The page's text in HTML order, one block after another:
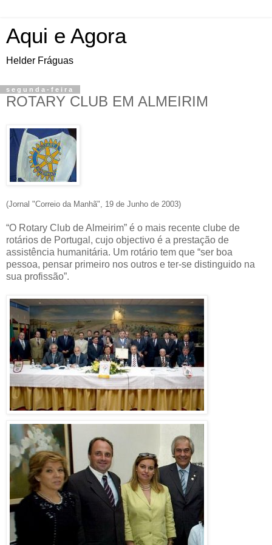
Aqui e Agora
Helder Fráguas
segunda-feira
ROTARY CLUB EM ALMEIRIM
(Jornal "Correio da Manhã", 19 de Junho de 2003)
“O Rotary Club de Almeirim” é o mais recente clube de
rotários de Portugal, cujo objectivo é a prestação de
assistência humanitária. Um rotário tem que “ser boa
pessoa, pensar primeiro nos outros e ter-se distinguido na
sua profissão”.